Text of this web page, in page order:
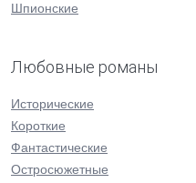
Шпионские
Любовные романы
Исторические
Короткие
Фантастические
Остросюжетные